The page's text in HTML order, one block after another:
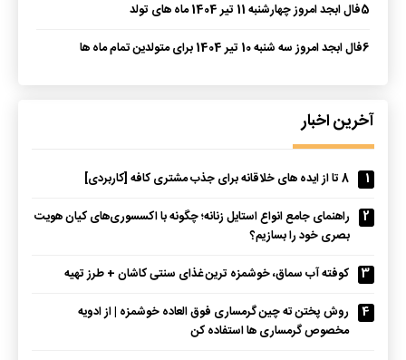
5فال ابجد امروز چهارشنبه 11 تیر 1404 ماه های تولد
6فال ابجد امروز سه شنبه 10 تیر 1404 برای متولدین تمام ماه ها
آخرین اخبار
1
8 تا از ایده های خلاقانه برای جذب مشتری کافه [کاربردی]
2
راهنمای جامع انواع استایل زنانه؛ چگونه با اکسسوری‌های کیان هویت
بصری خود را بسازیم؟
3
کوفته آب سماق، خوشمزه ترین غذای سنتی کاشان + طرز تهیه
4
روش پختن ته چین گرمساری فوق العاده خوشمزه | از ادویه
مخصوص گرمساری ها استفاده کن